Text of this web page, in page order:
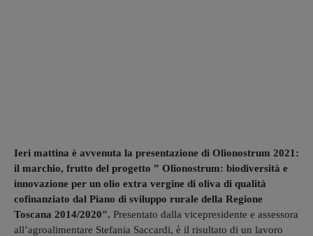
Ieri mattina è avvenuta la presentazione di Olionostrum 2021:
il marchio, frutto del progetto ” Olionostrum: biodiversità e
innovazione per un olio extra vergine di oliva di qualità
cofinanziato dal Piano di sviluppo rurale della Regione
Toscana 2014/2020″. Presentato dalla vicepresidente e assessora
all’agroalimentare Stefania Saccardi, è il risultato di un lavoro